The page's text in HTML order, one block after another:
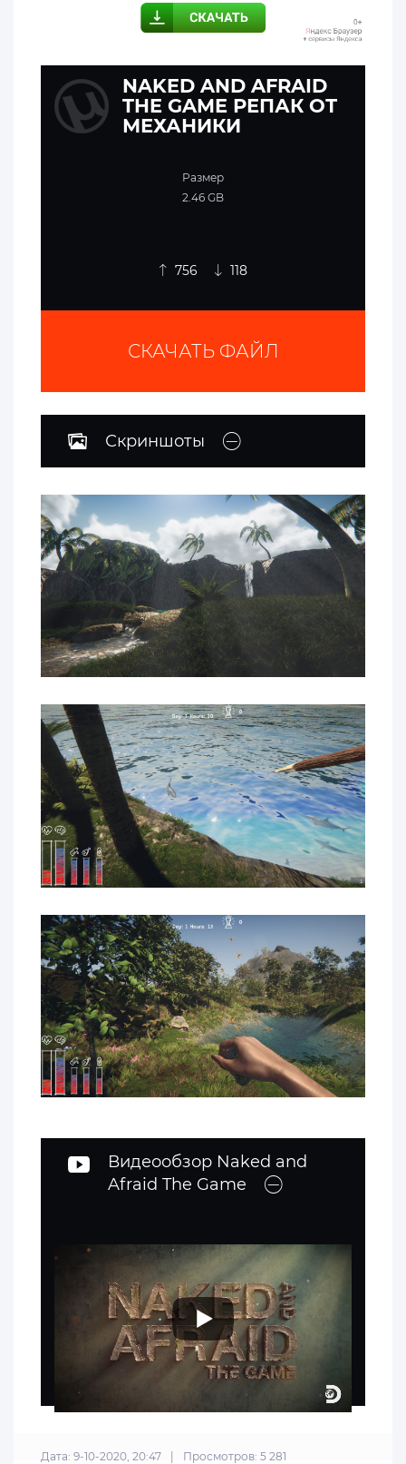
NAKED AND AFRAID
THE GAME РЕПАК ОТ
МЕХАНИКИ
Размер
2.46 GB
756 118
СКАЧАТЬ ФАЙЛ
Скриншоты
Видеообзор Naked and
Afraid The Game
Дата: 9-10-2020, 20:47 | Просмотров: 5 281